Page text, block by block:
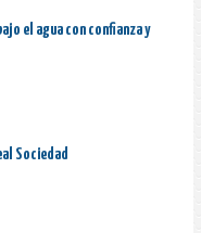
el agua con confianza y
Sociedad